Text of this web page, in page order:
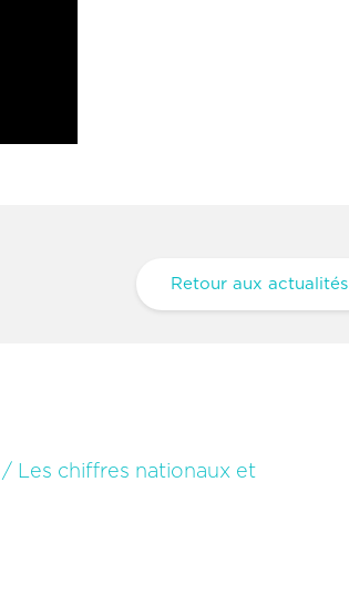
Retour aux actualités
Les chiffres nationaux et